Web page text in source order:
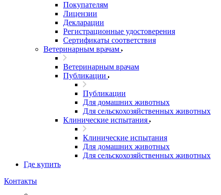
Покупателям
Лицензии
Декларации
Регистрационные удостоверения
Сертификаты соответствия
Ветеринарным врачам
Ветеринарным врачам
Публикации
Публикации
Для домашних животных
Для сельскохозяйственных животных
Клинические испытания
Клинические испытания
Для домашних животных
Для сельскохозяйственных животных
Где купить
Контакты